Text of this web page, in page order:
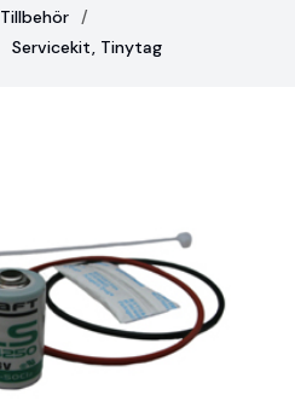
Tillbehör
Servicekit, Tinytag